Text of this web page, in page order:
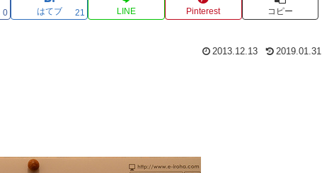
0 はてブ 21 LINE Pinterest コピー
2013.12.13 2019.01.31